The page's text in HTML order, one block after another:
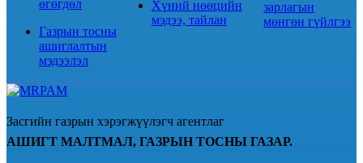
өгөгдөл
Газрын тосны
ашиглалтын
мэдээлэл
Хүний нөөцийн
мэдээ, тайлан
зарлагын
мөнгөн гүйлгээ
Засгийн газрын хэрэгжүүлэгч агентлаг
АШИГТ МАЛТМАЛ, ГАЗРЫН ТОСНЫ ГАЗАР.